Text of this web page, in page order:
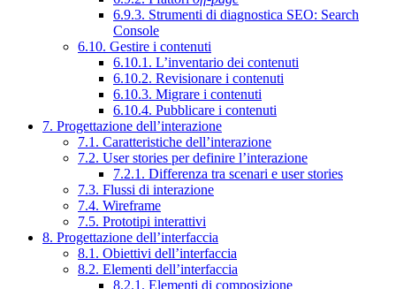
6.9.3. Strumenti di diagnostica SEO: Search
Console
6.10. Gestire i contenuti
6.10.1. L’inventario dei contenuti
6.10.2. Revisionare i contenuti
6.10.3. Migrare i contenuti
6.10.4. Pubblicare i contenuti
7. Progettazione dell’interazione
7.1. Caratteristiche dell’interazione
7.2. User stories per definire l’interazione
7.2.1. Differenza tra scenari e user stories
7.3. Flussi di interazione
7.4. Wireframe
7.5. Prototipi interattivi
8. Progettazione dell’interfaccia
8.1. Obiettivi dell’interfaccia
8.2. Elementi dell’interfaccia
8.2.1. Elementi di composizione